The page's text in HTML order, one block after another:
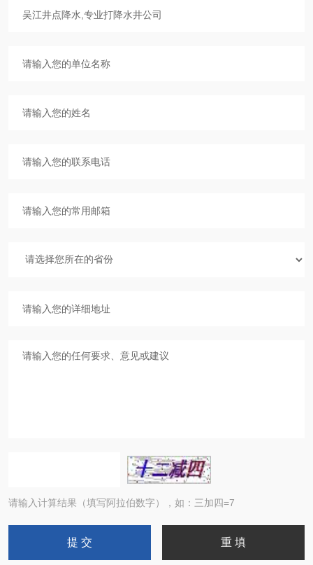
请输入计算结果（填写阿拉伯数字），如：三加四=7